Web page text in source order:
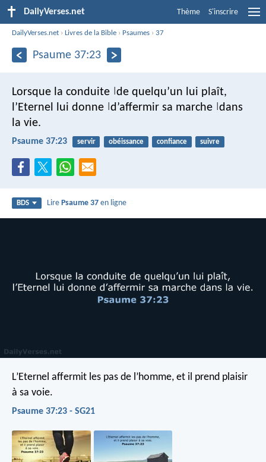
DailyVerses.net Thème S'inscrire
DailyVerses.net ›Livres de la Bible › Psaumes ›37
Psaume 37:23
Lorsque la conduite de quelqu’un lui plaît,
l’Eternel lui donne d’affermir sa marche dans
la vie.
Psaume 37:23 servir obéissance confiance suivre
BDS LirePsaume 37 en ligne
L’Eternel affermit les pas de l’homme, et il prend plaisir
à sa voie.
Psaume 37:23 - SG21